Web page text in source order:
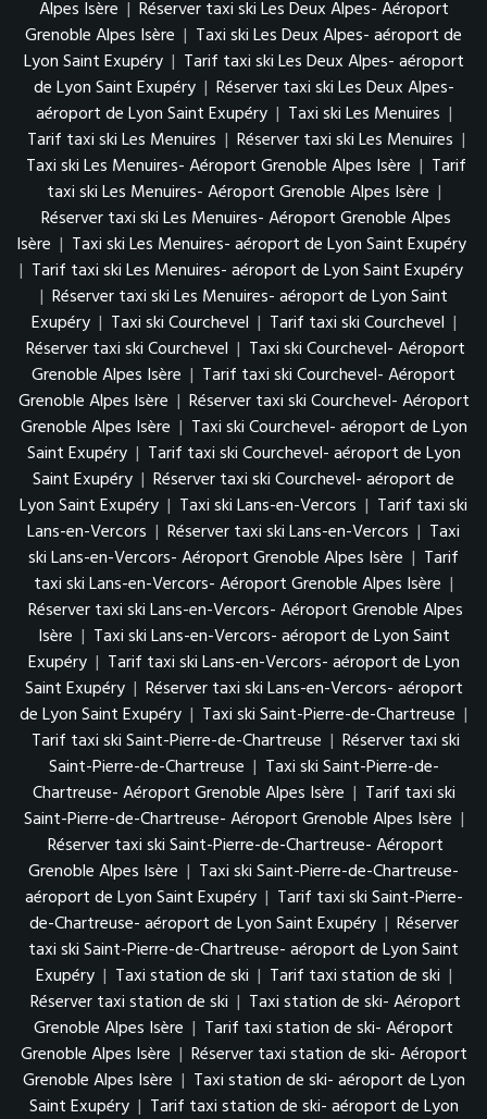
Alpes Isère | Réserver taxi ski Les Deux Alpes- Aéroport
Grenoble Alpes Isère | Taxi ski Les Deux Alpes- aéroport de
Lyon Saint Exupéry | Tarif taxi ski Les Deux Alpes- aéroport
de Lyon Saint Exupéry | Réserver taxi ski Les Deux Alpes-
aéroport de Lyon Saint Exupéry | Taxi ski Les Menuires |
Tarif taxi ski Les Menuires | Réserver taxi ski Les Menuires |
Taxi ski Les Menuires- Aéroport Grenoble Alpes Isère | Tarif
taxi ski Les Menuires- Aéroport Grenoble Alpes Isère |
Réserver taxi ski Les Menuires- Aéroport Grenoble Alpes
Isère | Taxi ski Les Menuires- aéroport de Lyon Saint Exupéry
| Tarif taxi ski Les Menuires- aéroport de Lyon Saint Exupéry
| Réserver taxi ski Les Menuires- aéroport de Lyon Saint
Exupéry | Taxi ski Courchevel | Tarif taxi ski Courchevel |
Réserver taxi ski Courchevel | Taxi ski Courchevel- Aéroport
Grenoble Alpes Isère | Tarif taxi ski Courchevel- Aéroport
Grenoble Alpes Isère | Réserver taxi ski Courchevel- Aéroport
Grenoble Alpes Isère | Taxi ski Courchevel- aéroport de Lyon
Saint Exupéry | Tarif taxi ski Courchevel- aéroport de Lyon
Saint Exupéry | Réserver taxi ski Courchevel- aéroport de
Lyon Saint Exupéry | Taxi ski Lans-en-Vercors | Tarif taxi ski
Lans-en-Vercors | Réserver taxi ski Lans-en-Vercors | Taxi
ski Lans-en-Vercors- Aéroport Grenoble Alpes Isère | Tarif
taxi ski Lans-en-Vercors- Aéroport Grenoble Alpes Isère |
Réserver taxi ski Lans-en-Vercors- Aéroport Grenoble Alpes
Isère | Taxi ski Lans-en-Vercors- aéroport de Lyon Saint
Exupéry | Tarif taxi ski Lans-en-Vercors- aéroport de Lyon
Saint Exupéry | Réserver taxi ski Lans-en-Vercors- aéroport
de Lyon Saint Exupéry | Taxi ski Saint-Pierre-de-Chartreuse |
Tarif taxi ski Saint-Pierre-de-Chartreuse | Réserver taxi ski
Saint-Pierre-de-Chartreuse | Taxi ski Saint-Pierre-de-
Chartreuse- Aéroport Grenoble Alpes Isère | Tarif taxi ski
Saint-Pierre-de-Chartreuse- Aéroport Grenoble Alpes Isère |
Réserver taxi ski Saint-Pierre-de-Chartreuse- Aéroport
Grenoble Alpes Isère | Taxi ski Saint-Pierre-de-Chartreuse-
aéroport de Lyon Saint Exupéry | Tarif taxi ski Saint-Pierre-
de-Chartreuse- aéroport de Lyon Saint Exupéry | Réserver
taxi ski Saint-Pierre-de-Chartreuse- aéroport de Lyon Saint
Exupéry | Taxi station de ski | Tarif taxi station de ski |
Réserver taxi station de ski | Taxi station de ski- Aéroport
Grenoble Alpes Isère | Tarif taxi station de ski- Aéroport
Grenoble Alpes Isère | Réserver taxi station de ski- Aéroport
Grenoble Alpes Isère | Taxi station de ski- aéroport de Lyon
Saint Exupéry | Tarif taxi station de ski- aéroport de Lyon